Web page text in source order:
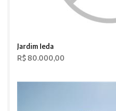
Jardim Ieda
R$ 80.000,00